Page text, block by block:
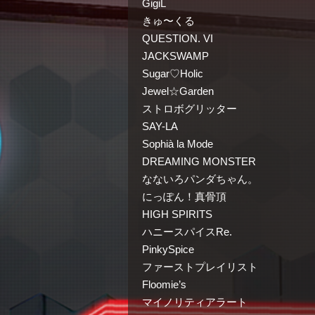
GigiL
きゅ〜くる
QUESTION. VI
JACKSWAMP
Sugar♡Holic
Jewel☆Garden
ストロボグリッター
SAY-LA
Sophià la Mode
DREAMING MONSTER
なないろパンダちゃん。
にっぽん！真骨頂
HIGH SPIRITS
ハニースパイスRe.
PinkySpice
ファーストプレイリスト
Floomie’s
マイノリティアラート